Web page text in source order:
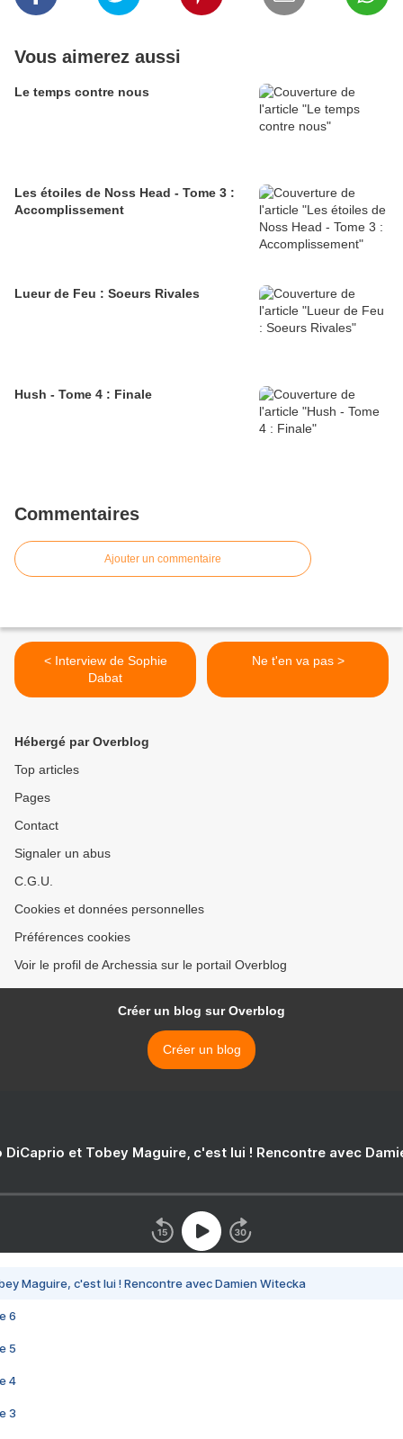
Vous aimerez aussi
Le temps contre nous
Les étoiles de Noss Head - Tome 3 :
Accomplissement
Lueur de Feu : Soeurs Rivales
Hush - Tome 4 : Finale
Commentaires
Ajouter un commentaire
< Interview de Sophie
Dabat
Ne t'en va pas >
Hébergé par Overblog
Top articles
Pages
Contact
Signaler un abus
C.G.U.
Cookies et données personnelles
Préférences cookies
Voir le profil de Archessia sur le portail Overblog
Créer un blog sur Overblog
Créer un blog
DiCaprio et Tobey Maguire, c'est lui ! Rencontre avec
Maguire, c'est lui ! Rencontre avec Damien Witecka
6
5
4
3